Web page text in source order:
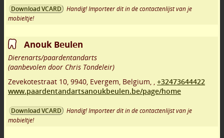
Download VCARD
Handig! Importeer dit in de contactenlijst van je
mobieltje!
Anouk Beulen
Dierenarts/paardentandarts
(aanbevolen door Chris Tondeleir)
Zevekotestraat 10 9940 Evergem Belgium,
+32473644422
www.paardentandartsanoukbeulen.be/page/home
Download VCARD
Handig! Importeer dit in de contactenlijst van je
mobieltje!